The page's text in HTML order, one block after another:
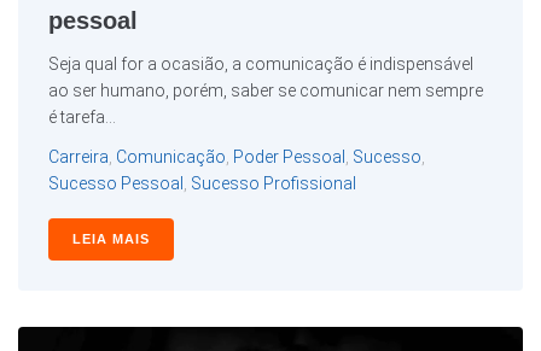
pessoal
Seja qual for a ocasião, a comunicação é indispensável
ao ser humano, porém, saber se comunicar nem sempre
é tarefa...
Carreira, Comunicação, Poder Pessoal , Sucesso,
Sucesso Pessoal , Sucesso Profissional
LEIA MAIS